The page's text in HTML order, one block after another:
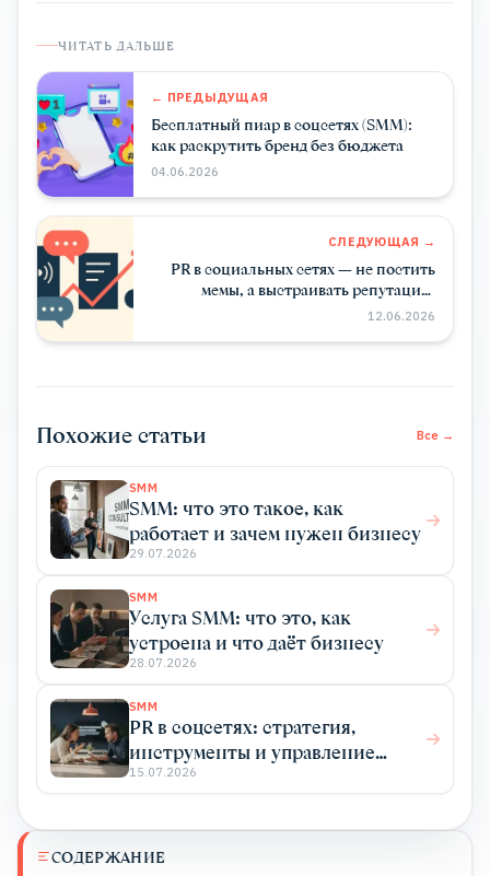
СОДЕРЖАНИЕ
ЧИТАТЬ ДАЛЬШЕ
← ПРЕДЫДУЩАЯ
Бесплатный пиар в соцсетях (SMM):
как раскрутить бренд без бюджета
04.06.2026
СЛЕДУЮЩАЯ →
PR в социальных сетях — не постить
мемы, а выстраивать репутацию
бренда
12.06.2026
Похожие статьи Все →
SMM
SMM: что это такое, как
работает и зачем нужен бизнесу
29.07.2026
SMM
Услуга SMM: что это, как
устроена и что даёт бизнесу
28.07.2026
SMM
PR в соцсетях: стратегия,
инструменты и управление
репутацией
15.07.2026